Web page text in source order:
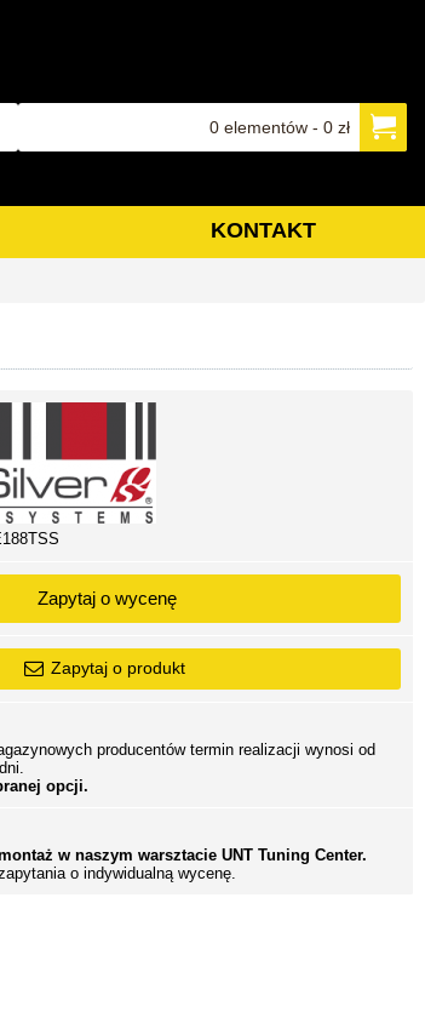
0 elementów - 0 zł
KONTAKT
Zapytaj o wycenę
Zapytaj o produkt
producentów termin realizacji wynosi od
opcji.
w naszym warsztacie UNT Tuning Center.
o indywidualną wycenę.